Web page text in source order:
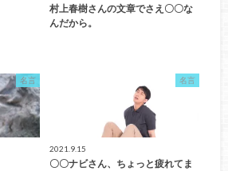
村上春樹さんの文章でさえ〇〇な
んだから。
名言 名言
2021.9.15
〇〇ナビさん、ちょっと疲れてま